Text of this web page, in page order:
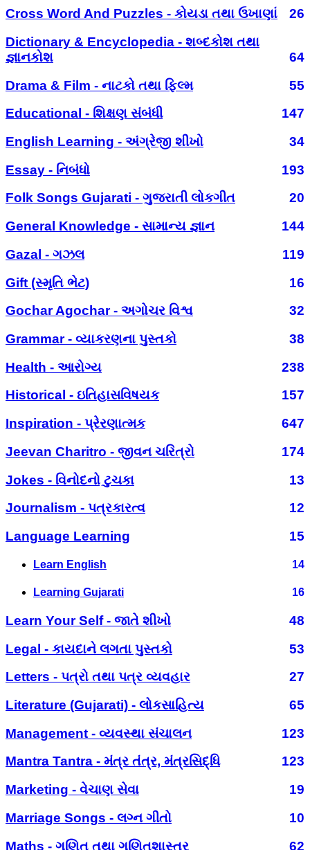
Cross Word And Puzzles - કોયડા તથા ઉખાણાં
26
Dictionary & Encyclopedia - શબ્દકોશ તથા
જ્ઞાનકોશ
64
Drama & Film - નાટકો તથા ફિલ્મ
55
Educational - શિક્ષણ સંબંધી
147
English Learning - અંગ્રેજી શીખો
34
Essay - નિબંધો
193
Folk Songs Gujarati - ગુજરાતી લોકગીત
20
General Knowledge - સામાન્ય જ્ઞાન
144
Gazal - ગઝલ
119
Gift (સ્મૃતિ ભેટ)
16
Gochar Agochar - અગોચર વિશ્વ
32
Grammar - વ્યાકરણના પુસ્તકો
38
Health - આરોગ્ય
238
Historical - ઇતિહાસવિષયક
157
Inspiration - પ્રેરણાત્મક
647
Jeevan Charitro - જીવન ચરિત્રો
174
Jokes - વિનોદનો ટુચકા
13
Journalism - પત્રકારત્વ
12
Language Learning
15
Learn English 14
Learning Gujarati 16
Learn Your Self - જાતે શીખો
48
Legal - કાયદાને લગતા પુસ્તકો
53
Letters - પત્રો તથા પત્ર વ્યવહાર
27
Literature (Gujarati) - લોકસાહિત્ય
65
Management - વ્યવસ્થા સંચાલન
123
Mantra Tantra - મંત્ર તંત્ર, મંત્રસિદ્ધિ
123
Marketing - વેચાણ સેવા
19
Marriage Songs - લગ્ન ગીતો
10
Maths - ગણિત તથા ગણિતશાસ્ત્ર
62